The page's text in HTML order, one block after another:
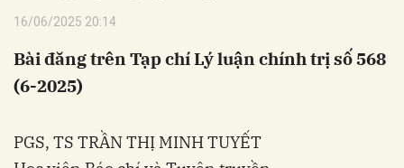
16/06/2025 20:14
Bài đăng trên Tạp chí Lý luận chính trị số 568
(6-2025)
PGS, TS TRẦN THỊ MINH TUYẾT